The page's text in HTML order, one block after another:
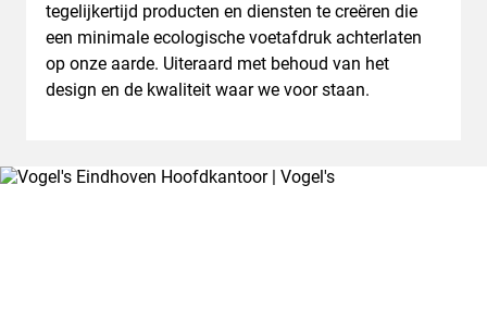
tegelijkertijd producten en diensten te creëren die
een minimale ecologische voetafdruk achterlaten
op onze aarde. Uiteraard met behoud van het
design en de kwaliteit waar we voor staan.